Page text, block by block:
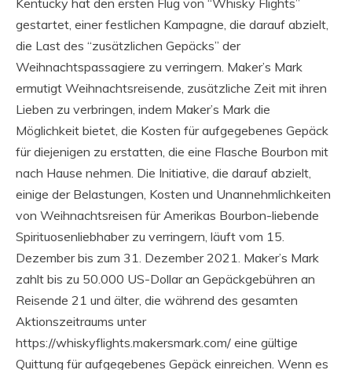
gestartet, einer festlichen Kampagne, die darauf abzielt,
die Last des “zusätzlichen Gepäcks” der
Weihnachtspassagiere zu verringern. Maker’s Mark
ermutigt Weihnachtsreisende, zusätzliche Zeit mit ihren
Lieben zu verbringen, indem Maker’s Mark die
Möglichkeit bietet, die Kosten für aufgegebenes Gepäck
für diejenigen zu erstatten, die eine Flasche Bourbon mit
nach Hause nehmen. Die Initiative, die darauf abzielt,
einige der Belastungen, Kosten und Unannehmlichkeiten
von Weihnachtsreisen für Amerikas Bourbon-liebende
Spirituosenliebhaber zu verringern, läuft vom 15.
Dezember bis zum 31. Dezember 2021. Maker’s Mark
zahlt bis zu 50.000 US-Dollar an Gepäckgebühren an
Reisende 21 und älter, die während des gesamten
Aktionszeitraums unter
https://whiskyflights.makersmark.com/ eine gültige
Quittung für aufgegebenes Gepäck einreichen. Wenn es